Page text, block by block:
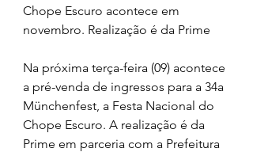
Chope Escuro acontece em
novembro. Realização é da Prime
Na próxima terça-feira (09) acontece
a pré-venda de ingressos para a 34a
Münchenfest, a Festa Nacional do
Chope Escuro. A realização é da
Prime em parceria com a Prefeitura